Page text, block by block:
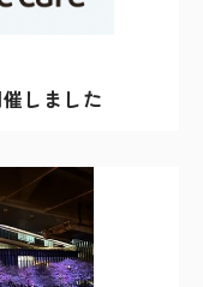
しました